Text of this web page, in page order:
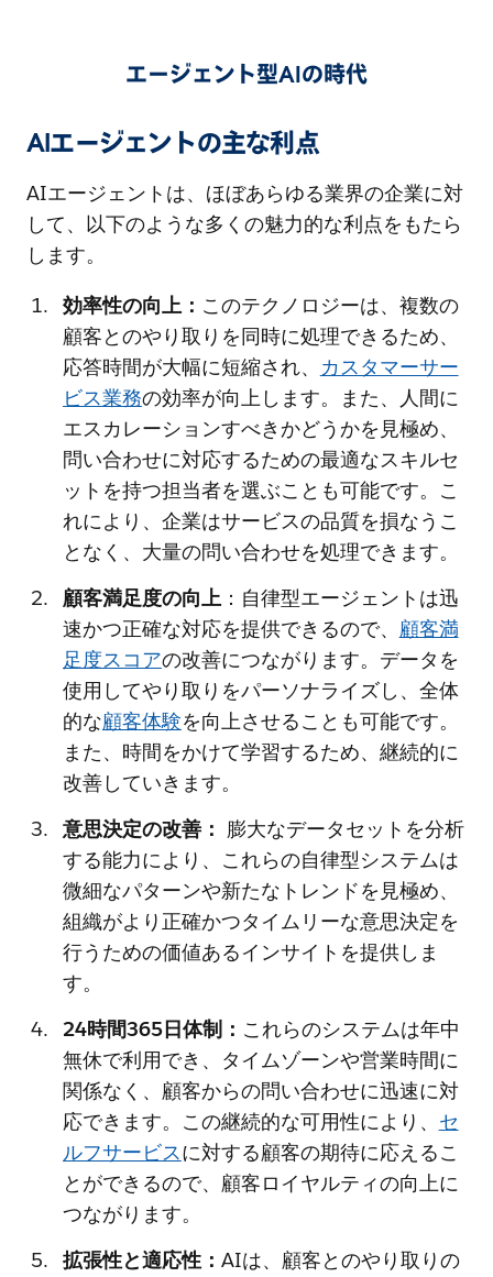
エージェント型AIの時代
AIエージェントの主な利点
AIエージェントは、ほぼあらゆる業界の企業に対
して、以下のような多くの魅力的な利点をもたら
します。
効率性の向上： このテクノロジーは、複数の
顧客とのやり取りを同時に処理できるため、
応答時間が大幅に短縮され、 カスタマーサー
ビス業務の効率が向上します。また、人間に
エスカレーションすべきかどうかを見極め、
問い合わせに対応するための最適なスキルセ
ットを持つ担当者を選ぶことも可能です。こ
れにより、企業はサービスの品質を損なうこ
となく、大量の問い合わせを処理できます。
顧客満足度の向上：自律型エージェントは迅
速かつ正確な対応を提供できるので、 顧客満
足度スコアの改善につながります。データを
使用してやり取りをパーソナライズし、全体
的な顧客体験を向上させることも可能です。
また、時間をかけて学習するため、継続的に
改善していきます。
意思決定の改善： 膨大なデータセットを分析
する能力により、これらの自律型システムは
微細なパターンや新たなトレンドを見極め、
組織がより正確かつタイムリーな意思決定を
行うための価値あるインサイトを提供しま
す。
24時間365日体制： これらのシステムは年中
無休で利用でき、タイムゾーンや営業時間に
関係なく、顧客からの問い合わせに迅速に対
応できます。この継続的な可用性により、 セ
ルフサービスに対する顧客の期待に応えるこ
とができるので、顧客ロイヤルティの向上に
つながります。
拡張性と適応性： AIは、顧客とのやり取りの